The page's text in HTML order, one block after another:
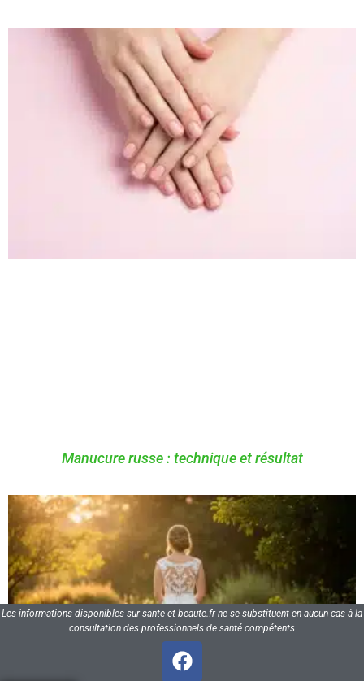
Manucure russe : technique et résultat
Les informations disponibles sur sante-et-beaute.fr ne se substituent en aucun cas à la
consultation des professionnels de santé compétents